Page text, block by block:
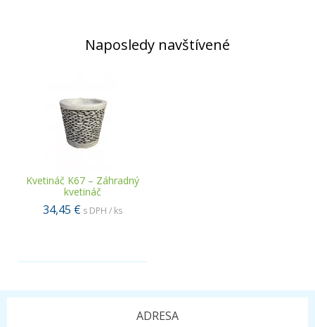
Naposledy navštívené
Kvetináč K67 – Záhradný
kvetináč
34,45 € s DPH / ks
ADRESA